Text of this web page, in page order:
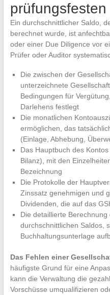
prüfungsfesten
Ein durchschnittlicher Saldo,
berechnet wurde, ist
oder einer Due Diligence vor
Prüfer oder Auditor
Die zwischen der
unterzeichnete
Bedingungen für
Darlehens festlegt
Die monatlichen
ermöglichen, das
(Einlage, Abhebung,
Das Hauptbuch des
Bilanz), mit den
Bezeichnung
Die Protokolle der
Zinssatz genehmigen und
Dividenden, die auf das
Die detaillierte Berechnung
durchschnittlichen Saldos,
Buchhaltungsunterlage
Das Fehlen einer
häufigste Grund für eine
kann die Verwaltung die
Vorschüsse umqualifizieren